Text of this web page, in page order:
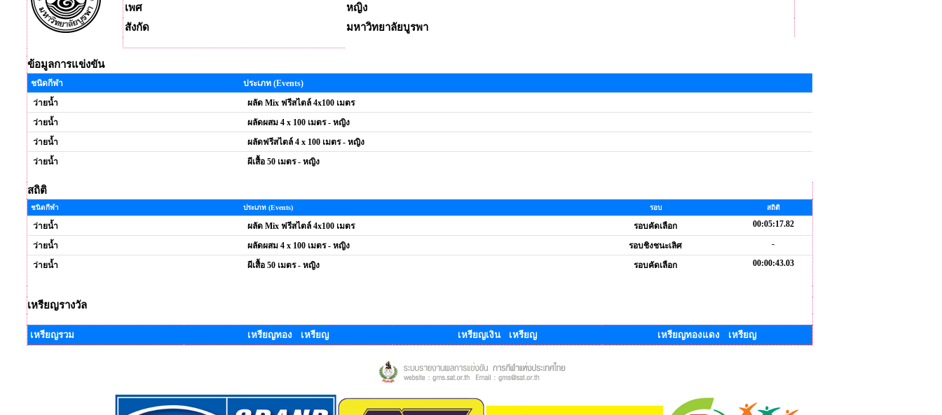
เพศ
หญิง
สังกัด
มหาวิทยาลัยบูรพา
ข้อมูลการแข่งขัน
ชนิดกีฬา
ประเภท (Events)
ว่ายน้ำ
ผลัด Mix ฟรีสไตล์ 4x100 เมตร
ว่ายน้ำ
ผลัดผสม 4 x 100 เมตร - หญิง
ว่ายน้ำ
ผลัดฟรีสไตล์ 4 x 100 เมตร - หญิง
ว่ายน้ำ
ผีเสื้อ 50 เมตร - หญิง
สถิติ
ชนิดกีฬา ประเภท (Events) รอบ สถิติ
ว่ายน้ำ ผลัด Mix ฟรีสไตล์ 4x100 เมตร รอบคัดเลือก 00:05:17.82
ว่ายน้ำ ผลัดผสม 4 x 100 เมตร - หญิง รอบชิงชนะเลิศ -
ว่ายน้ำ ผีเสื้อ 50 เมตร - หญิง รอบคัดเลือก 00:00:43.03
เหรียญรางวัล
เหรียญรวม เหรียญทอง เหรียญ เหรียญเงิน เหรียญ เหรียญทองแดง เหรียญ